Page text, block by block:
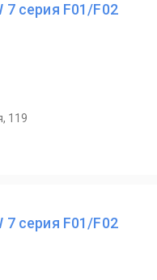
серия F01/F02
119
серия F01/F02